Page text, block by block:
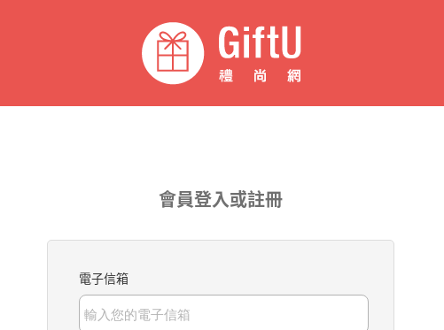
會員登入或註冊
電子信箱